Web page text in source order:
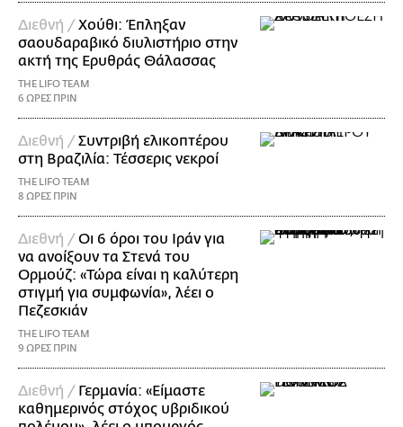
Διεθνή /Χούθι: Έπληξαν
σαουδαραβικό διυλιστήριο στην
ακτή της Ερυθράς Θάλασσας
THE LIFO TEAM
6 ΩΡΕΣ ΠΡΙΝ
Διεθνή /Συντριβή ελικοπτέρου
στη Βραζιλία: Τέσσερις νεκροί
THE LIFO TEAM
8 ΩΡΕΣ ΠΡΙΝ
Διεθνή /Οι 6 όροι του Ιράν για
να ανοίξουν τα Στενά του
Ορμούζ: «Τώρα είναι η καλύτερη
στιγμή για συμφωνία», λέει ο
Πεζεσκιάν
THE LIFO TEAM
9 ΩΡΕΣ ΠΡΙΝ
Διεθνή / Γερμανία: «Είμαστε
καθημερινός στόχος υβριδικού